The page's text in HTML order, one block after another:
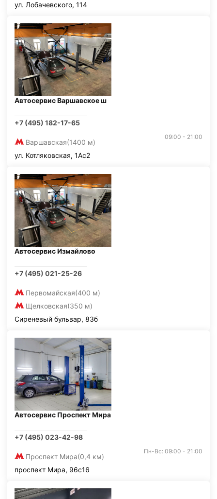
ул. Лобачевского, 114
Автосервис Варшавское ш
+7 (495) 182-17-65
Варшавская(1400 м)
09:00 - 21:00
ул. Котляковская, 1Ас2
Автосервис Измайлово
+7 (495) 021-25-26
Первомайская(400 м)
Щелковская(350 м)
Сиреневый бульвар, 83б
Автосервис Проспект Мира
+7 (495) 023-42-98
Проспект Мира(0,4 км)
Пн-Вс: 09:00 - 21:00
проспект Мира, 96с16